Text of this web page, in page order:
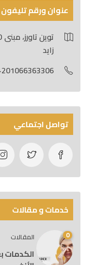
عنوان ورقم تليفون
زايد
201066363306+
تواصل اجتماعي
خدمات و مقالات
0 المقالات
الكدمات